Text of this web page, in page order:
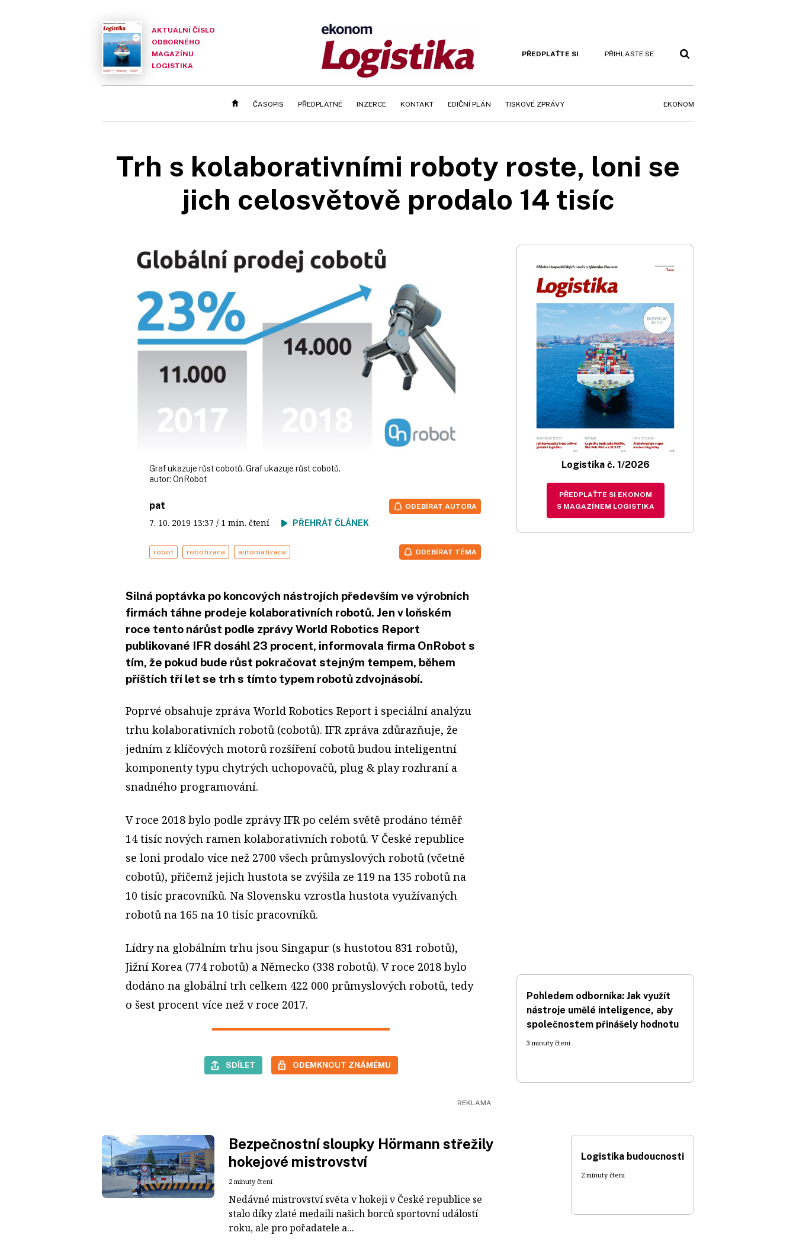
AKTUÁLNÍ ČÍSLO
ODBORNÉHO
MAGAZÍNU
LOGISTIKA
PŘEDPLAŤTE SI PŘIHLASTE SE
ČASOPIS PŘEDPLATNÉ INZERCE KONTAKT EDIČNÍ PLÁN TISKOVÉ ZPRÁVY EKONOM
Trh s kolaborativními roboty roste, loni se
jich celosvětově prodalo 14 tisíc
Graf ukazuje růst cobotů. Graf ukazuje růst cobotů.
autor: OnRobot
pat
7. 10. 2019 13:37 / 1 min. čtení PŘEHRÁT ČLÁNEK
ODEBÍRAT AUTORA
robot robotizace automatizace ODEBÍRAT TÉMA
Silná poptávka po koncových nástrojích především ve výrobních
firmách táhne prodeje kolaborativních robotů. Jen v loňském
roce tento nárůst podle zprávy World Robotics Report
publikované IFR dosáhl 23 procent, informovala firma OnRobot s
tím, že pokud bude růst pokračovat stejným tempem, během
příštích tří let se trh s tímto typem robotů zdvojnásobí.
Poprvé obsahuje zpráva World Robotics Report i speciální analýzu
trhu kolaborativních robotů (cobotů). IFR zpráva zdůrazňuje, že
jedním z klíčových motorů rozšíření cobotů budou inteligentní
komponenty typu chytrých uchopovačů, plug & play rozhraní a
snadného programování.
V roce 2018 bylo podle zprávy IFR po celém světě prodáno téměř
14 tisíc nových ramen kolaborativních robotů. V České republice
se loni prodalo více než 2700 všech průmyslových robotů (včetně
cobotů), přičemž jejich hustota se zvýšila ze 119 na 135 robotů na
10 tisíc pracovníků. Na Slovensku vzrostla hustota využívaných
robotů na 165 na 10 tisíc pracovníků.
Lídry na globálním trhu jsou Singapur (s hustotou 831 robotů),
Jižní Korea (774 robotů) a Německo (338 robotů). V roce 2018 bylo
dodáno na globální trh celkem 422 000 průmyslových robotů, tedy
o šest procent více než v roce 2017.
SDÍLET ODEMKNOUT ZNÁMÉMU
Logistika č. 1/2026
PŘEDPLAŤTE SI EKONOM
S MAGAZÍNEM LOGISTIKA
Pohledem odborníka: Jak využít
nástroje umělé inteligence, aby
společnostem přinášely hodnotu
3 minuty čtení
Bezpečnostní sloupky Hörmann střežily
hokejové mistrovství
2 minuty čtení
Nedávné mistrovství světa v hokeji v České republice se
stalo díky zlaté medaili našich borců sportovní událostí
roku, ale pro pořadatele a...
Logistika budoucnosti
2 minuty čtení